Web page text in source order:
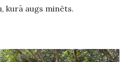
kurā augs minēts.